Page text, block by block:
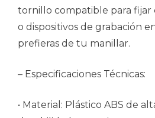
tornillo compatible para fijar
o dispositivos de grabación
prefieras de tu manillar.
– Especificaciones Técnicas:
• Material: Plástico ABS de